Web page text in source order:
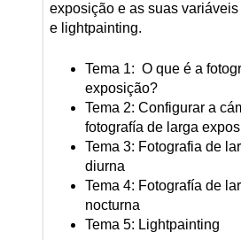
exposição e as suas
e lightpainting.
Tema 1: O que é a
exposição?
Tema 2: Configurar a
fotografía de larga
Tema 3: Fotografia de
diurna
Tema 4: Fotografía de
nocturna
Tema 5: Lightpainting